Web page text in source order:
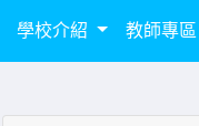
學校介紹 教師專區